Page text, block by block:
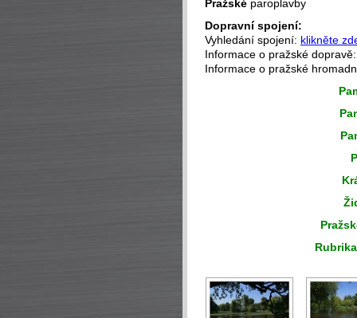
Pražské paroplavby
Dopravní spojení:
Vyhledání spojení: klikněte
Informace o pražské
Informace o pražské
P